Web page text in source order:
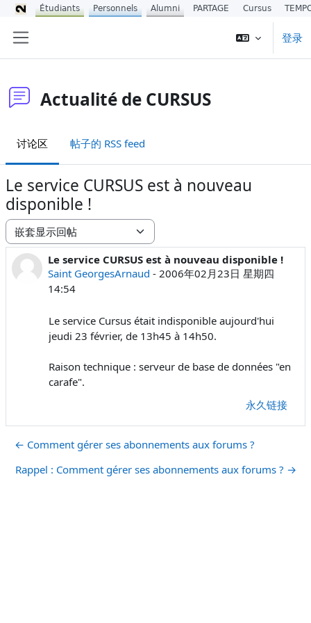
登录
Actualité de CURSUS
讨论区 帖子的 RSS feed
Le service CURSUS est à nouveau
disponible !
显示模式
Le service CURSUS est à nouveau disponible !
Saint GeorgesArnaud -2006年02月23日 星期四
14:54
回帖数：0
Le service Cursus était indisponible aujourd'hui
jeudi 23 février, de 13h45 à 14h50.
Raison technique : serveur de base de données "en
carafe".
永久链接
← Comment gérer ses abonnements aux forums ?
Rappel : Comment gérer ses abonnements aux forums ? →
Étudiants Personnels Alumni PARTAGE Cursus